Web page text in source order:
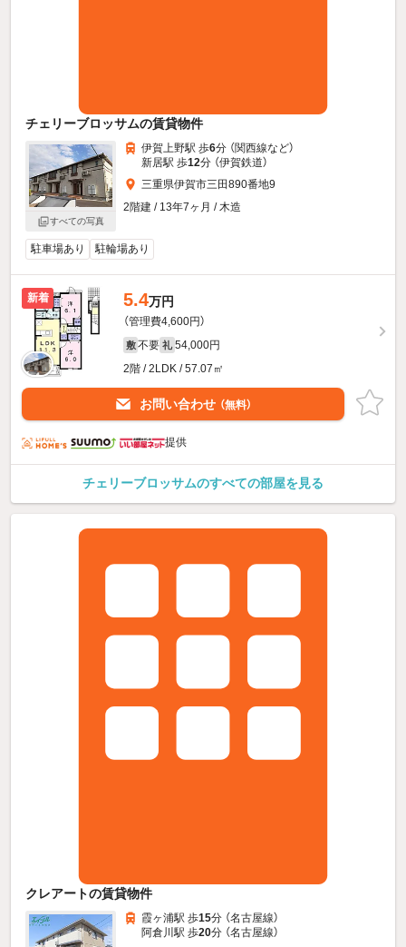
チェリーブロッサムの賃貸物件
すべての写真
伊賀上野駅 歩6分 （関西線など）
新居駅 歩12分 （伊賀鉄道）
三重県伊賀市三田890番地9
2階建 / 13年7ヶ月 / 木造
駐車場あり 駐輪場あり
新着 5.4万円
（管理費4,600円）
敷 不要 礼 54,000円
2階 / 2LDK / 57.07㎡
お問い合わせ （無料）
提供
チェリーブロッサムのすべての部屋を見る
クレアートの賃貸物件
霞ヶ浦駅 歩15分 （名古屋線）
阿倉川駅 歩20分 （名古屋線）